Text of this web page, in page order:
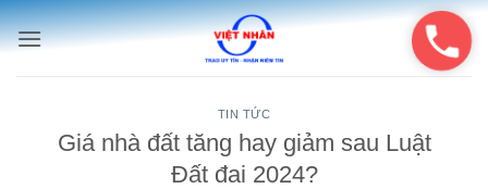
Bỏ
qua
TIN TỨC
Giá nhà đất tăng hay giảm sau Luật
Đất đai 2024?